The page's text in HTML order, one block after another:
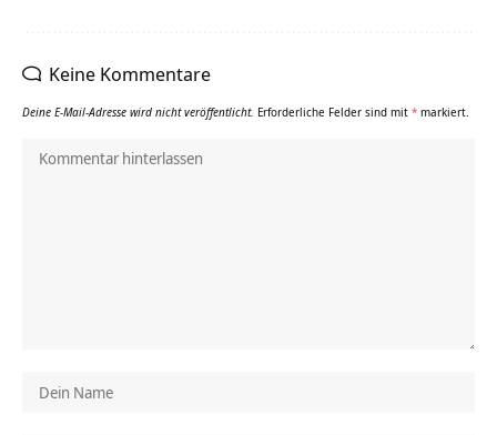
Keine Kommentare
Deine E-Mail-Adresse wird nicht veröffentlicht. Erforderliche Felder sind mit * markiert.